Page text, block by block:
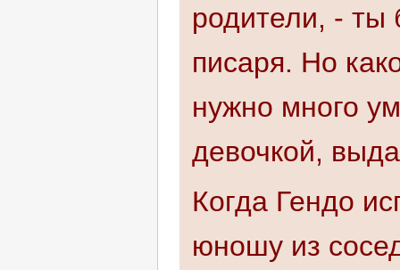
родители, -
писаря. Но
нужно много
девочкой,
Когда Гендо
юношу из